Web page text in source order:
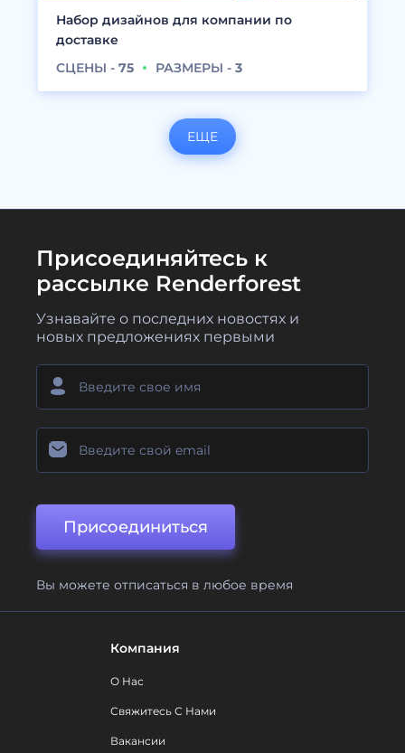
Набор дизайнов для компании по
доставке
СЦЕНЫ - 75 РАЗМЕРЫ - 3
ЕЩЕ
Присоединяйтесь к
рассылке Renderforest
Узнавайте о последних новостях и
новых предложениях первыми
Присоединиться
Вы можете отписаться в любое время
Компания
О Нас
Свяжитесь С Нами
Вакансии